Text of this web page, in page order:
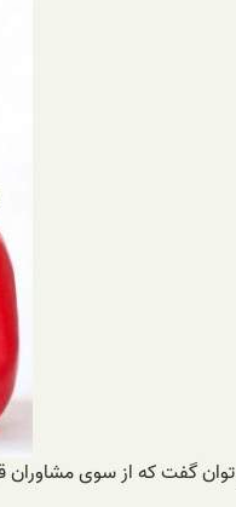
گفت که از سوی